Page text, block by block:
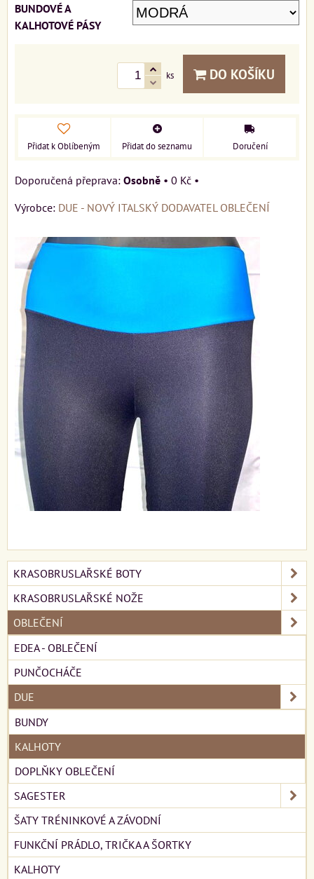
BUNDOVÉ A
KALHOTOVÉ PÁSY
ks DO KOŠÍKU
Přidat k Oblíbeným Přidat do seznamu Doručení
Osobně • 0 Kč •
Výrobce: DUE - NOVÝ ITALSKÝ DODAVATEL OBLEČENÍ
KRASOBRUSLAŘSKÉ BOTY
KRASOBRUSLAŘSKÉ NOŽE
OBLEČENÍ
EDEA - OBLEČENÍ
PUNČOCHÁČE
DUE
BUNDY
KALHOTY
DOPLŇKY OBLEČENÍ
SAGESTER
ŠATY TRÉNINKOVÉ A ZÁVODNÍ
FUNKČNÍ PRÁDLO, TRIČKA A ŠORTKY
KALHOTY